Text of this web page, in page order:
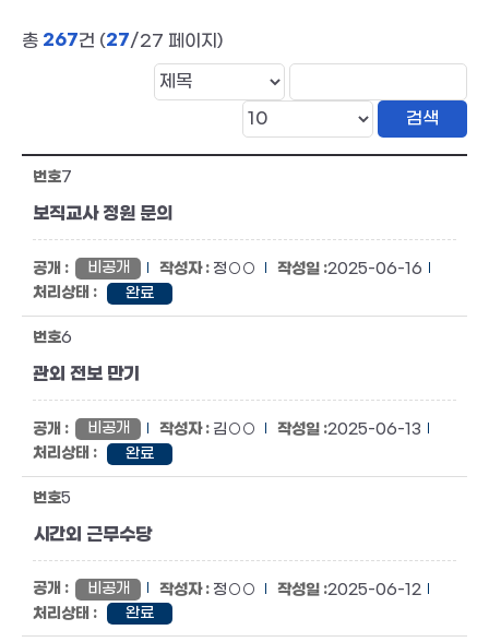
총 267건 (27/27 페이지)
7
보직교사 정원 문의
비공개 정○○
2025-06-16
완료
6
관외 전보 만기
비공개 김○○
2025-06-13
완료
5
시간외 근무수당
비공개 정○○
2025-06-12
완료